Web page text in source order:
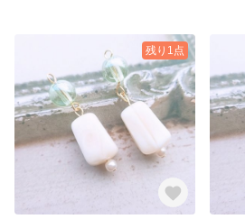
残り1点